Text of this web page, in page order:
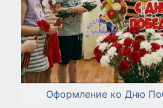
Оформление ко Дню